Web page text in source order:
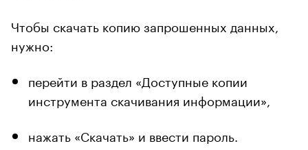
Чтобы скачать копию запрошенных данных,
нужно:
перейти в раздел «Доступные копии
инструмента скачивания информации»,
нажать «Скачать» и ввести пароль.